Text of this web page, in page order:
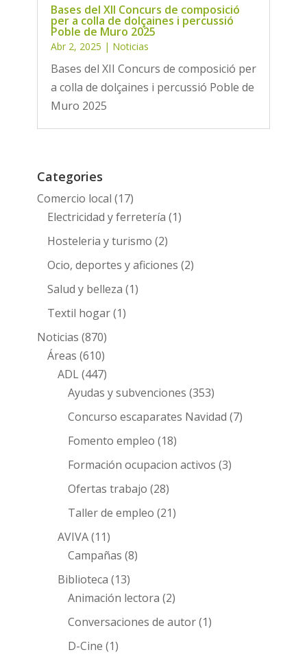
Bases del XII Concurs de composició
per a colla de dolçaines i percussió
Poble de Muro 2025
Abr 2, 2025 | Noticias
Bases del XII Concurs de composició per
a colla de dolçaines i percussió Poble de
Muro 2025
Categories
Comercio local (17)
Electricidad y ferretería (1)
Hosteleria y turismo (2)
Ocio, deportes y aficiones (2)
Salud y belleza (1)
Textil hogar(1)
Noticias (870)
Áreas (610)
ADL(447)
Ayudas y subvenciones (353)
Concurso escaparates Navidad (7)
Fomento empleo (18)
Formación ocupacion activos (3)
Ofertas trabajo (28)
Taller de empleo (21)
AVIVA(11)
Campañas (8)
Biblioteca (13)
Animación lectora (2)
Conversaciones de autor(1)
D-Cine (1)